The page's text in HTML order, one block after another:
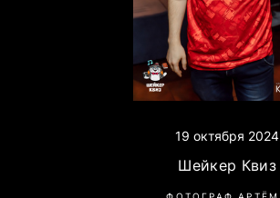
19 октября 2024
Шейкер Квиз